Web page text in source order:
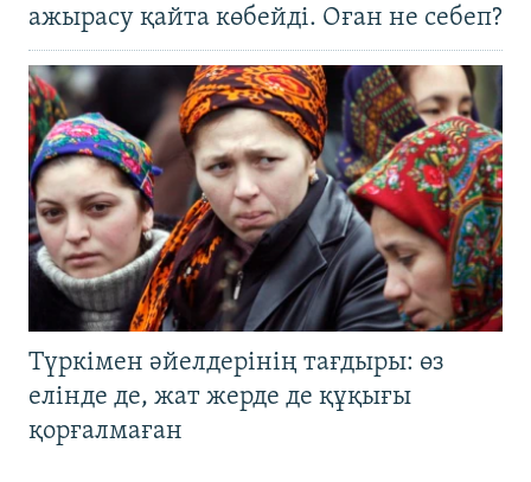
ажырасу қайта көбейді. Оған не себеп?
Түркімен әйелдерінің тағдыры: өз
елінде де, жат жерде де құқығы
қорғалмаған